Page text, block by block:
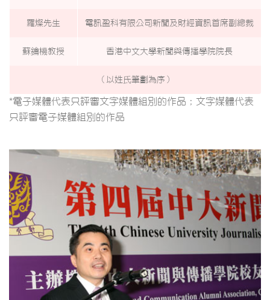
羅燦先生 電訊盈科有限公司新聞及財經資訊首席副總裁
蘇鑰機教授 香港中文大學新聞與傳播學院院長
（以姓氏筆劃為序）
*電子媒體代表只評審文字媒體組別的作品；文字媒體代表
只評審電子媒體組別的作品